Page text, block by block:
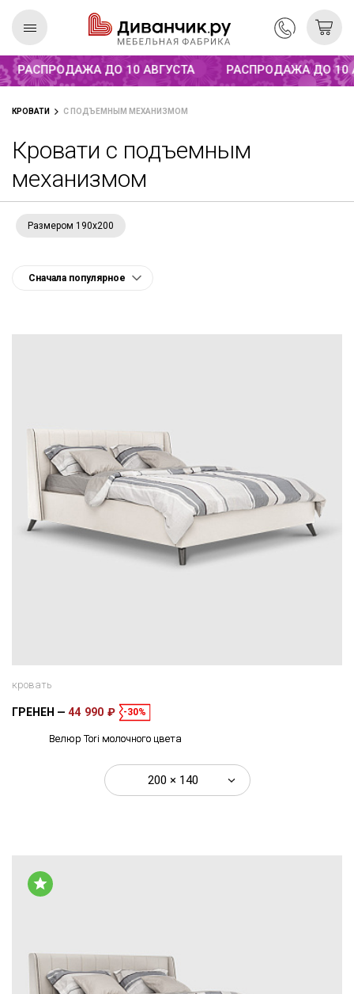
Распродажа до 10 августа
РАСПРОДАЖА ДО 10 АВГУСТА
РАСПРОДАЖА ДО 10
КРОВАТИ С ПОДЪЕМНЫМ МЕХАНИЗМОМ
Кровати с подъемным
механизмом
Размером 190х200
кровать
ГРЕНЕН 44 990 ₽ -30%
Велюр Tori молочного цвета
200 × 140
коллекция